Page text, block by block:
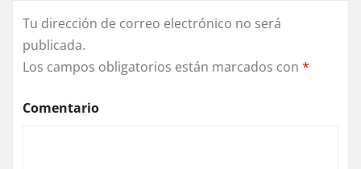
Tu dirección de correo electrónico no será
publicada.
Los campos obligatorios están marcados con *
Comentario